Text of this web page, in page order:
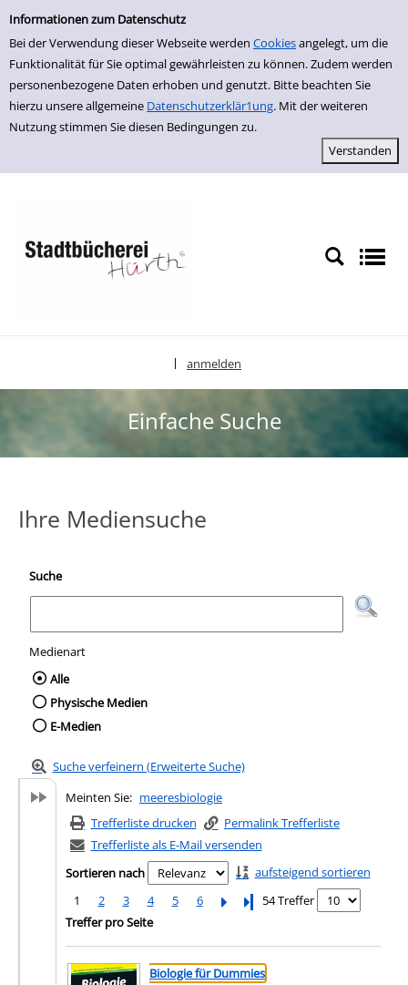
Einfache Suche
Informationen zum Datenschutz
Bei der Verwendung dieser Webseite werden Cookiesangelegt, um die
Funktionalität für Sie optimal gewährleisten zu können. Zudem werden
personenbezogene Daten erhoben und genutzt. Bitte beachten Sie
hierzu unsere allgemeine Datenschutzerklär1ung. Mit der weiteren
Nutzung stimmen Sie diesen Bedingungen zu.
zur Navigation springen
zum Inhalt springen
Zu den Suchfiltern springen
Zur Trefferliste springen
anmelden
Einfache Suche
Ihre Mediensuche
Suche
Medienart
Wählen Sie die Medienart nach der Sie
Alle
Physische Medien
E-Medien
Suche verfeinern (Erweiterte Suche)
Meinten Sie: meeresbiologie
Trefferliste drucken
Permalink Trefferliste
Trefferliste als E-Mail versenden
Sortieren nach
aufsteigend sortieren
1
2 3 4 5 6 Letzte Seite
54 Treffer
Treffer pro Seite
Suchergebnis
Zu den Suchfiltern springen
Biologie für Dummies